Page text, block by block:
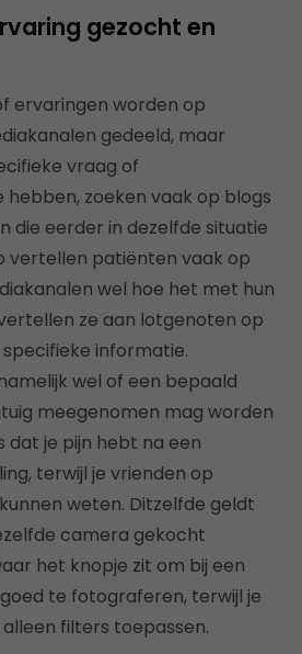
gezocht en
ervaringen worden op
gedeeld, maar
vraag of
zoeken vaak op blogs
die eerder in dezelfde situatie
vertellen patiënten vaak op
wel hoe het met hun
ze aan lotgenoten op
informatie.
wel of een bepaald
meegenomen mag worden
dat je pijn hebt na een
terwijl je vrienden op
weten. Ditzelfde geldt
camera gekocht
het knopje zit om bij een
te fotograferen, terwijl je
filters toepassen.